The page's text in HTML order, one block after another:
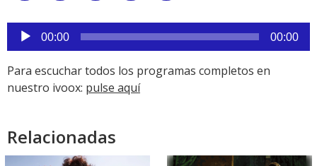
Reproductor
audio
00:00 00:00
Para escuchar todos los programas completos en
nuestro ivoox: pulse aquí
Relacionadas